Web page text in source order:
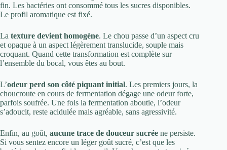
fin. Les bactéries ont consommé tous les sucres disponibles.
Le profil aromatique est fixé.
La texture devient homogène. Le chou passe d’un aspect cru
et opaque à un aspect légèrement translucide, souple mais
croquant. Quand cette transformation est complète sur
l’ensemble du bocal, vous êtes au bout.
L’odeur perd son côté piquant initial. Les premiers jours, la
choucroute en cours de fermentation dégage une odeur forte,
parfois soufrée. Une fois la fermentation aboutie, l’odeur
s’adoucit, reste acidulée mais agréable, sans agressivité.
Enfin, au goût, aucune trace de douceur sucrée ne persiste.
Si vous sentez encore un léger goût sucré, c’est que les